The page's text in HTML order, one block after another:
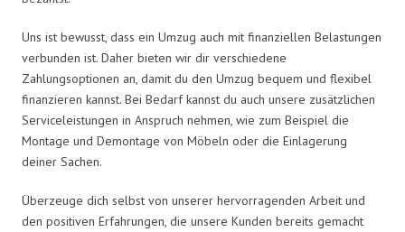
Uns ist bewusst, dass ein Umzug auch mit finanziellen Belastungen
verbunden ist. Daher bieten wir dir verschiedene
Zahlungsoptionen an, damit du den Umzug bequem und flexibel
finanzieren kannst. Bei Bedarf kannst du auch unsere zusätzlichen
Serviceleistungen in Anspruch nehmen, wie zum Beispiel die
Montage und Demontage von Möbeln oder die Einlagerung
deiner Sachen.
Überzeuge dich selbst von unserer hervorragenden Arbeit und
den positiven Erfahrungen, die unsere Kunden bereits gemacht